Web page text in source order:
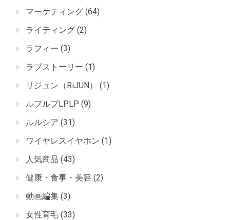
マーケティング (64)
ライティング (2)
ラフィー (3)
ラブストーリー (1)
リジュン（RiJUN）
(1)
ルプルプLPLP (9)
ルルシア (31)
ワイヤレスイヤホン (1)
人気商品 (43)
健康・食事・美容 (2)
動画編集 (3)
女性育毛 (33)